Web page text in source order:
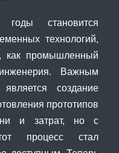
становится
технологий,
как промышленный
Важным
создание
прототипов
и затрат, но с
процесс стал